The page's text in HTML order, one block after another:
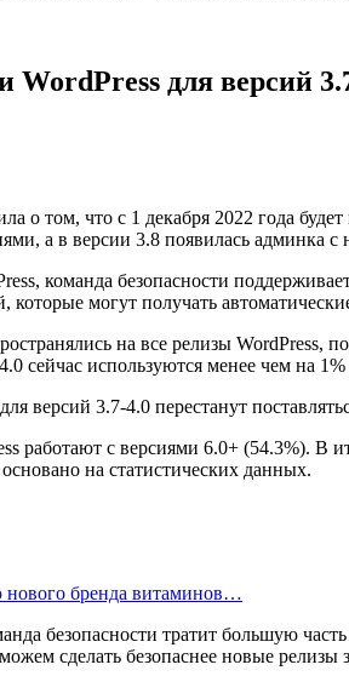
WordPress для версий
о том, что с 1 декабря 2022 года
а в версии 3.8 появилась админка
команда безопасности
которые могут получать
на все релизы
сейчас используются менее чем на
работают с версиями 6.0+ (54.3%). В
на статистических данных.
нового бренда витаминов…
безопасности тратит большую
сделать безопаснее новые релизы